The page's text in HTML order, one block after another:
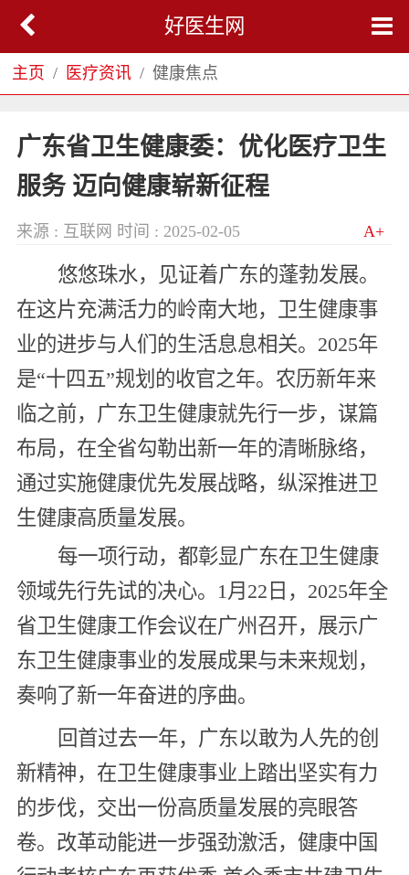
好医生网
主页 医疗资讯 健康焦点
广东省卫生健康委：优化医疗卫生
服务 迈向健康崭新征程
来源 : 互联网 时间 : 2025-02-05 A+
悠悠珠水，见证着广东的蓬勃发展。
在这片充满活力的岭南大地，卫生健康事
业的进步与人们的生活息息相关。2025年
是“十四五”规划的收官之年。农历新年来
临之前，广东卫生健康就先行一步，谋篇
布局，在全省勾勒出新一年的清晰脉络，
通过实施健康优先发展战略，纵深推进卫
生健康高质量发展。
每一项行动，都彰显广东在卫生健康
领域先行先试的决心。1月22日，2025年全
省卫生健康工作会议在广州召开，展示广
东卫生健康事业的发展成果与未来规划，
奏响了新一年奋进的序曲。
回首过去一年，广东以敢为人先的创
新精神，在卫生健康事业上踏出坚实有力
的步伐，交出一份高质量发展的亮眼答
卷。改革动能进一步强劲激活，健康中国